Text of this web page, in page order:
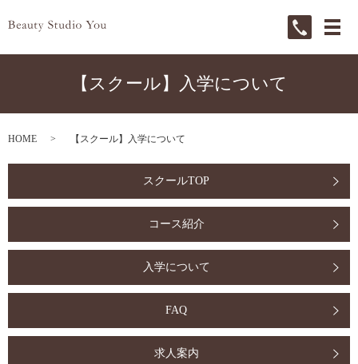
メ
【スクール】入学について
HOME 【スクール】入学について
スクールTOP
コース紹介
入学について
FAQ
求人案内